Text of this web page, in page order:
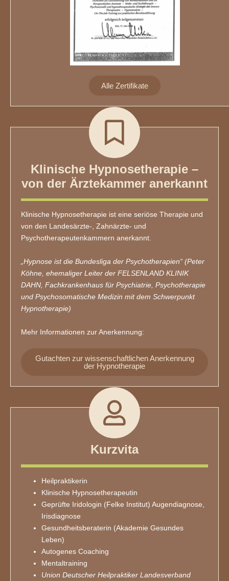
Alle Zertifikate
Klinische Hypnosetherapie –
von der Ärztekammer anerkannt
Klinische Hypnosetherapie ist eine seriöse Therapie und
von den Landesärzte-, Zahnärzte- und
Psychotherapeutenkammern anerkannt.
„Hypnose ist die Bundesliga der Psychotherapien“ (Peter
Köhne, ehemaliger Leiter der FELSENLAND KLINIK
DAHN, Fachkrankenhaus für Psychiatrie, Psychotherapie
und Psychosomatische Medizin mit dem Schwerpunkt
Hypnotherapie)
Mehr Informationen zur Anerkennung:
Gutachten zur wissenschaftlichen Anerkennung
der Hypnotherapie
Kurzvita
Heilpraktikerin
Klinische Hypnosetherapeutin
Geprüfte Iridologin (Felke Institut) Augendiagnose,
Irisdiagnose
Gesundheitsberaterin (Akademie Gesundes
Leben)
Autogenes Coaching
Mentaltraining
Union Deutscher Heilpraktiker Landesverband